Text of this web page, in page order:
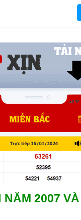
NĂM 2007